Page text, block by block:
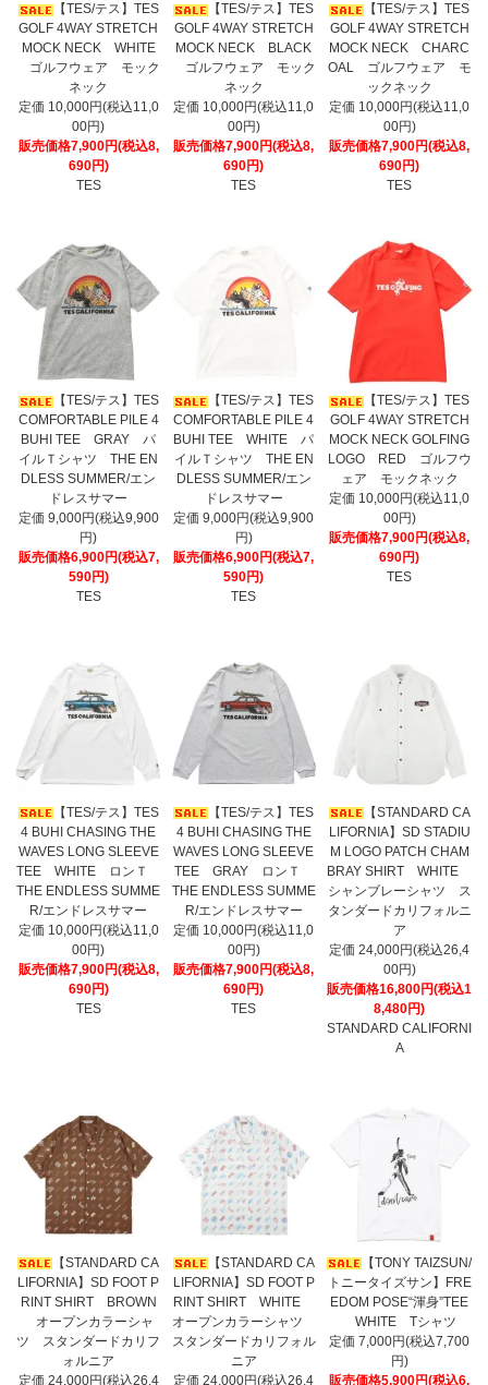
【TES/テス】TES
GOLF 4WAY STRETCH
MOCK NECK WHITE
ゴルフウェア モック
ネック
定価 10,000円(税込11,0
00円)
販売価格7,900円(税込8,
690円)
TES
【TES/テス】TES
GOLF 4WAY STRETCH
MOCK NECK BLACK
ゴルフウェア モック
ネック
定価 10,000円(税込11,0
00円)
販売価格7,900円(税込8,
690円)
TES
【TES/テス】TES
GOLF 4WAY STRETCH
MOCK NECK CHARC
OAL ゴルフウェア モ
ックネック
定価 10,000円(税込11,0
00円)
販売価格7,900円(税込8,
690円)
TES
【TES/テス】TES
COMFORTABLE PILE 4
BUHI TEE GRAY パ
イルＴシャツ THE EN
DLESS SUMMER/エン
ドレスサマー
定価 9,000円(税込9,900
円)
販売価格6,900円(税込7,
590円)
TES
【TES/テス】TES
COMFORTABLE PILE 4
BUHI TEE WHITE パ
イルＴシャツ THE EN
DLESS SUMMER/エン
ドレスサマー
定価 9,000円(税込9,900
円)
販売価格6,900円(税込7,
590円)
TES
【TES/テス】TES
GOLF 4WAY STRETCH
MOCK NECK GOLFING
LOGO RED ゴルフウ
ェア モックネック
定価 10,000円(税込11,0
00円)
販売価格7,900円(税込8,
690円)
TES
【TES/テス】TES
4 BUHI CHASING THE
WAVES LONG SLEEVE
TEE WHITE ロンＴ
THE ENDLESS SUMME
R/エンドレスサマー
定価 10,000円(税込11,0
00円)
販売価格7,900円(税込8,
690円)
TES
【TES/テス】TES
4 BUHI CHASING THE
WAVES LONG SLEEVE
TEE GRAY ロンＴ
THE ENDLESS SUMME
R/エンドレスサマー
定価 10,000円(税込11,0
00円)
販売価格7,900円(税込8,
690円)
TES
【STANDARD CA
LIFORNIA】SD STADIU
M LOGO PATCH CHAM
BRAY SHIRT WHITE
シャンブレーシャツ ス
タンダードカリフォルニ
ア
定価 24,000円(税込26,4
00円)
販売価格16,800円(税込1
8,480円)
STANDARD CALIFORNI
A
【STANDARD CA
LIFORNIA】SD FOOT P
RINT SHIRT BROWN
オープンカラーシャ
ツ スタンダードカリフ
ォルニア
定価 24,000円(税込26,4
【STANDARD CA
LIFORNIA】SD FOOT P
RINT SHIRT WHITE
オープンカラーシャツ
スタンダードカリフォル
ニア
定価 24,000円(税込26,4
【TONY TAIZSUN/
トニータイズサン】FRE
EDOM POSE“渾身”TEE
WHITE Tシャツ
定価 7,000円(税込7,700
円)
販売価格5,900円(税込6,